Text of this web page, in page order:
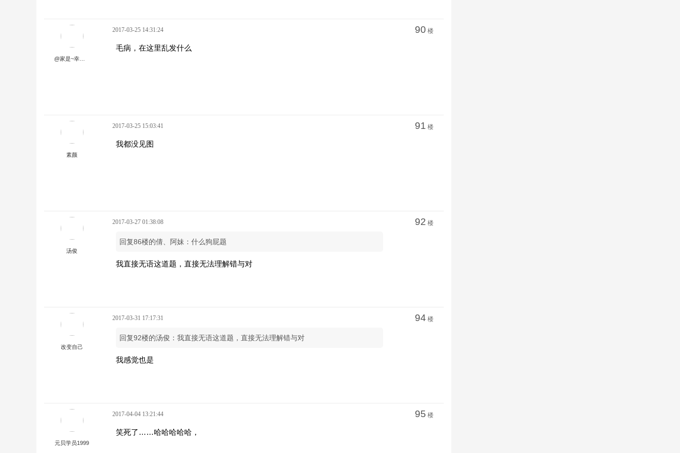
2017-03-25 14:31:24 90 楼
毛病，在这里乱发什么
素颜
2017-03-25 15:03:41 91 楼
我都没见图
汤俊
2017-03-27 01:38:08 92 楼
回复86楼的倩、阿妹：什么狗屁题
我直接无语这道题，直接无法理解错与对
改变自己
2017-03-31 17:17:31 94 楼
回复92楼的汤俊：我直接无语这道题，直接无法理解错与对
我感觉也是
元贝学员1999
2017-04-04 13:21:44 95 楼
笑死了……哈哈哈哈哈，